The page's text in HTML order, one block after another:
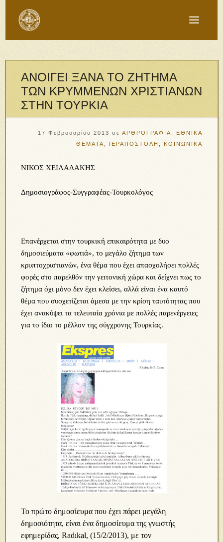
ΑΝΟΙΓΕΙ ΞΑΝΑ ΤΟ ΖΗΤΗΜΑ
ΤΩΝ ΚΡΥΜΜΕΝΩΝ ΧΡΙΣΤΙΑΝΩΝ
ΣΤΗΝ ΤΟΥΡΚΙΑ
17 Φεβρουαρίου 2013 σε ΑΡΘΡΟΓΡΑΦΙΑ
ΕΘΝΙΚΑ
ΘΕΜΑΤΑ
ΙΕΡΑΠΟΣΤΟΛΗ ΚΟΙΝΩΝΙΚΑ
ΝΙΚΟΣ ΧΕΙΛΑΔΑΚΗΣ
Δημοσιογράφος-Συγγραφέας-Τουρκολόγος
Επανέρχεται στην τουρκική επικαιρότητα με δυο
δημοσιεύματα «φωτιά», το μεγάλο ζήτημα των
κρυπτοχριστιανών, ένα θέμα που έχει απασχολήσει πολλές
φορές στο παρελθόν την γειτονική χώρα και δείχνει πως το
ζήτημα όχι μόνο δεν έχει κλείσει, αλλά είναι ένα καυτό
θέμα που συσχετίζεται άμεσα με την κρίση ταυτότητας που
έχει ανακύψει τα τελευταία χρόνια με πολλές παρενέργειες
για το ίδιο το μέλλον της σύγχρονης Τουρκίας.
Το πρώτο δημοσίευμα που έχει πάρει μεγάλη
δημοσιότητα, είναι ένα δημοσίευμα της γνωστής
εφημερίδας, Radıkal, (15/2/2013), με τον